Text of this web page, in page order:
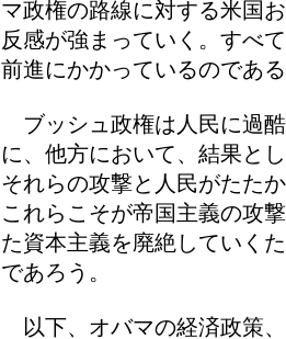
マ政権の路線に対する米国
反感が強まっていく。すべ
前進にかかっているのであ
ブッシュ政権は人民に過
に、他方において、結果と
それらの攻撃と人民がたた
これらこそが帝国主義の攻
た資本主義を廃絶していく
であろう。
以下、オバマの経済政策